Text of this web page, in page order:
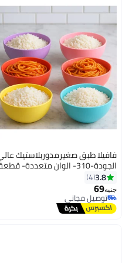
طبق صغيرمدوربلاستيك عالي
الجودة-310- الوان متعددة- قطعة
3.8
4
69
توصيل مجاني
توصيل مجاني